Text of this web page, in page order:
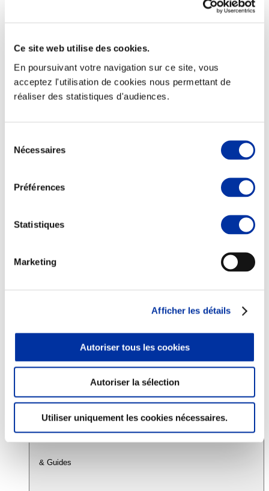
Ce site web utilise des cookies.
En poursuivant votre navigation sur ce site, vous
acceptez l'utilisation de cookies nous permettant de
réaliser des statistiques d'audiences.
Nécessaires
Préférences
Statistiques
Marketing
Afficher les détails
Autoriser tous les cookies
Autoriser la sélection
Utiliser uniquement les cookies nécessaires.
Elevage
Transport – mise en marché
Abattoir
Partenaire Climat
Juste rémunération et attractivité des métiers
Info-veille scientifique
Accords
& Guides